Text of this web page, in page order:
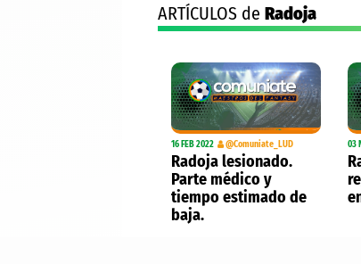
ARTÍCULOS de Radoja
16 FEB 2022 @Comuniate_LUD
Radoja lesionado.
Parte médico y
tiempo estimado de
baja.
03